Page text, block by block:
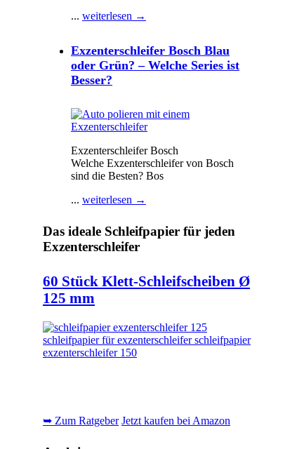
... weiterlesen →
Exzenterschleifer Bosch Blau
oder Grün? – Welche Series ist
Besser?
Exzenterschleifer Bosch
Welche Exzenterschleifer von Bosch
sind die Besten? Bos
... weiterlesen →
Das ideale Schleifpapier für jeden
Exzenterschleifer
60 Stück Klett-Schleifscheiben Ø
125 mm
➥ Zum Ratgeber Jetzt kaufen bei Amazon